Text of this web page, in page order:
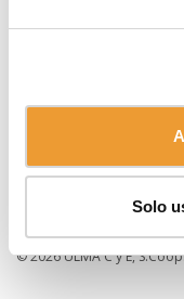
Solo
SUSCRÍBETE AL
AVISO LEGAL
© 2026 ULMA C y E,